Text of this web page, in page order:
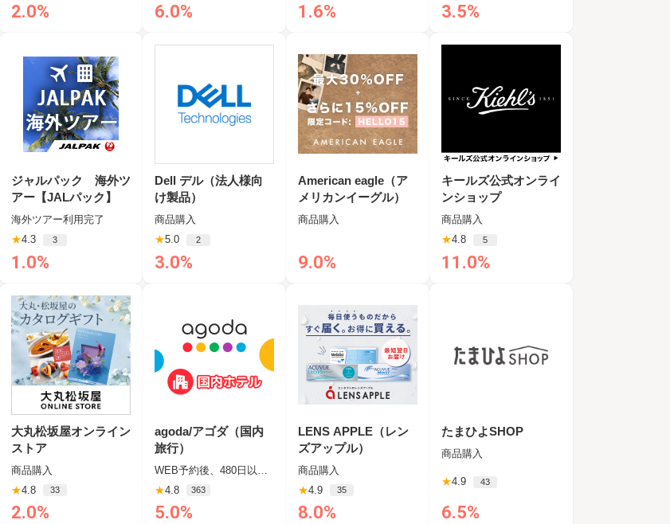
2.0% 6.0% 1.6% 3.5%
ジャルパック 海外ツ
アー【JALパック】
海外ツアー利用完了
★4.3 3
1.0%
Dell デル（法人様向
け製品）
商品購入
★5.0 2
3.0%
American eagle（ア
メリカンイーグル）
商品購入
9.0%
キールズ公式オンライ
ンショップ
商品購入
★4.8 5
11.0%
大丸松坂屋オンライン
ストア
商品購入
★4.8 33
2.0%
agoda/アゴダ（国内
旅行）
★4.8 363
5.0%
LENS APPLE（レン
ズアップル）
商品購入
★4.9 35
8.0%
たまひよSHOP
商品購入
★4.9 43
6.5%